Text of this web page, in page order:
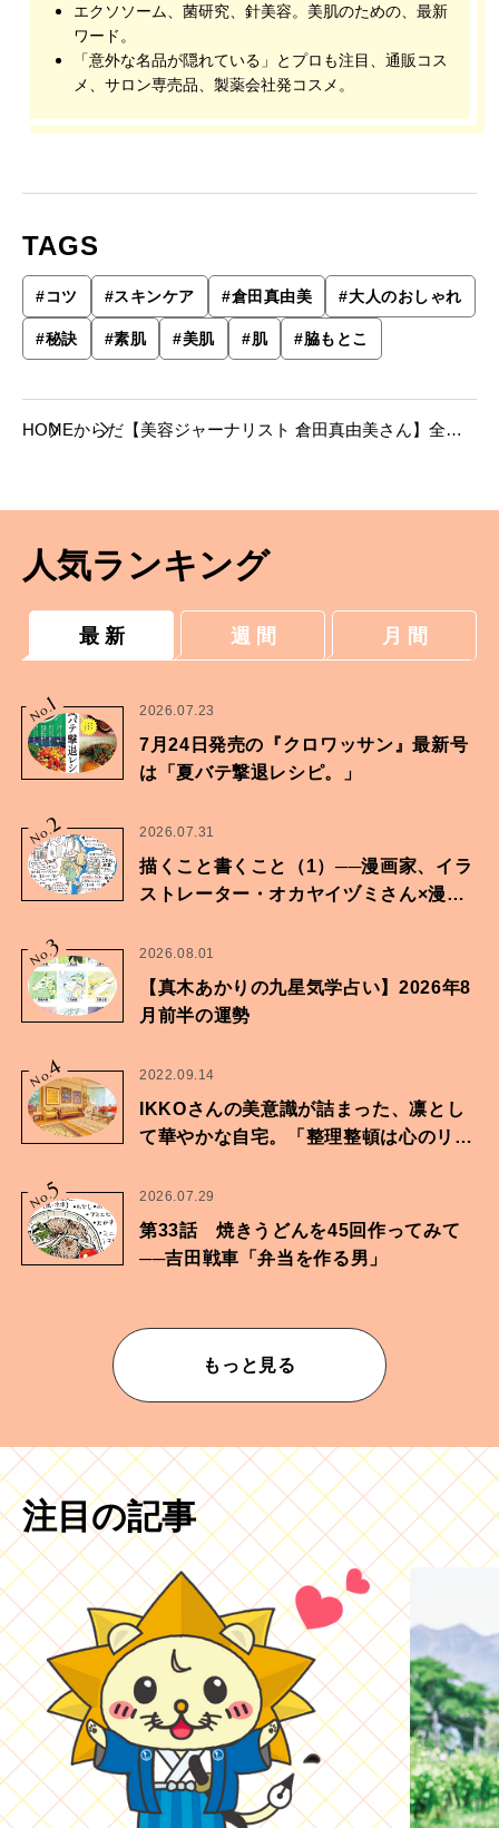
エクソソーム、菌研究、針美容。美肌のための、最新
ワード。
「意外な名品が隠れている」とプロも注目、通販コス
メ、サロン専売品、製薬会社発コスメ。
TAGS
#コツ #スキンケア #倉田真由美 #大人のおしゃれ
#秘訣 #素肌 #美肌 #肌 #脇もとこ
HOMEからだ 【美容ジャーナリスト 倉田真由美さん】全方
人気ランキング
最 新 週 間 月 間
No.
1 2026.07.23
7月24日発売の『クロワッサン』最新号
は「夏バテ撃退レシピ。」
No.2 2026.07.31
描くこと書くこと（1）──漫画家、イラ
ストレーター・オカヤイヅミさん×漫画
No.
3 2026.08.01
【真木あかりの九星気学占い】2026年8
月前半の運勢
No.
4 2022.09.14
IKKOさんの美意識が詰まった、凛とし
て華やかな自宅。「整理整頓は心のリズ
No.
5 2026.07.29
第33話 焼きうどんを45回作ってみて
──吉田戦車「弁当を作る男」
もっと見る
注目の記事